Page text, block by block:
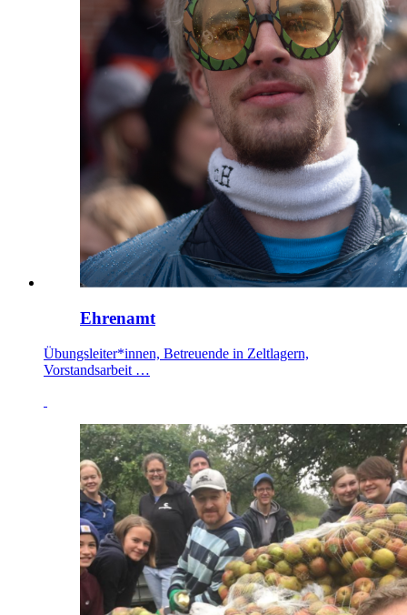
Ehrenamt
Übungsleiter*innen, Betreuende in Zeltlagern,
Vorstandsarbeit …